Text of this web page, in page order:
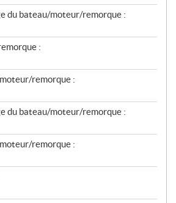
du bateau/moteur/remorque :
:
remorque :
du bateau/moteur/remorque :
remorque :